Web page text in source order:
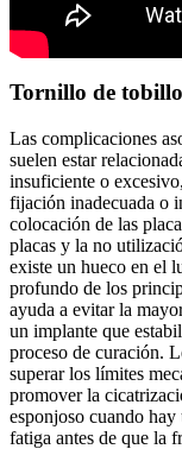
Tornillo de
Las complicaciones
suelen estar
insuficiente o
fijación inadecuada o
colocación de las
placas y la no
existe un hueco en el
profundo de los
ayuda a evitar la
un implante que
proceso de curación.
superar los límites
promover la
esponjoso cuando
fatiga antes de que la